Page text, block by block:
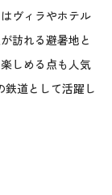
ヴィラやホテル
訪れる避暑地と
しめる点も人気
鉄道として活躍し